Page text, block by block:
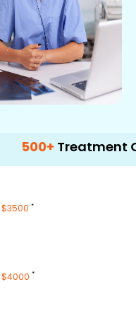
Treatment Options
$3500 *
$4000 *